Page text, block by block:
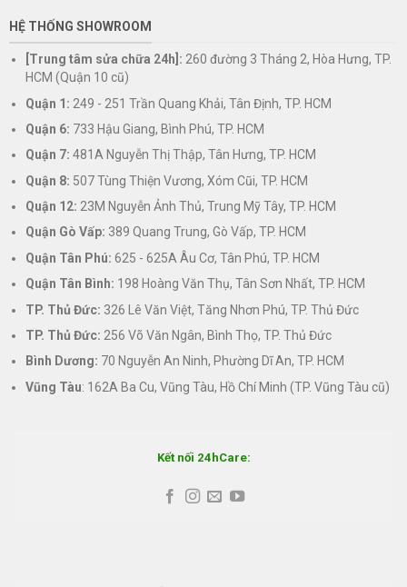
HỆ THỐNG SHOWROOM
[Trung tâm sửa chữa 24h]: 260 đường 3 Tháng 2, Hòa Hưng, TP.
HCM (Quận 10 cũ)
Quận 1: 249 - 251 Trần Quang Khải, Tân Định, TP. HCM
Quận 6: 733 Hậu Giang, Bình Phú, TP. HCM
Quận 7: 481A Nguyễn Thị Thập, Tân Hưng, TP. HCM
Quận 8: 507 Tùng Thiện Vương, Xóm Cũi, TP. HCM
Quận 12: 23M Nguyễn Ảnh Thủ, Trung Mỹ Tây, TP. HCM
Quận Gò Vấp: 389 Quang Trung, Gò Vấp, TP. HCM
Quận Tân Phú: 625 - 625A Âu Cơ, Tân Phú, TP. HCM
Quận Tân Bình: 198 Hoàng Văn Thụ, Tân Sơn Nhất, TP. HCM
TP. Thủ Đức: 326 Lê Văn Việt, Tăng Nhơn Phú, TP. Thủ Đức
TP. Thủ Đức: 256 Võ Văn Ngân, Bình Thọ, TP. Thủ Đức
Bình Dương: 70 Nguyễn An Ninh, Phường Dĩ An, TP. HCM
Vũng Tàu: 162A Ba Cu, Vũng Tàu, Hồ Chí Minh (TP. Vũng Tàu cũ)
Kết nối 24hCare: